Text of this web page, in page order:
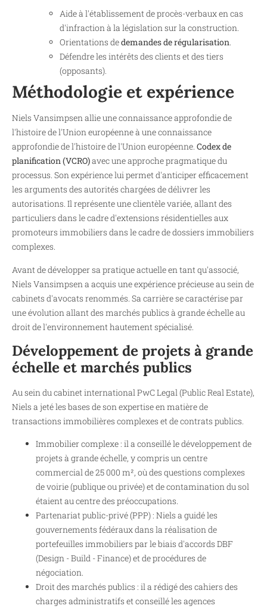
Aide à l'établissement de procès-verbaux en cas
d'infraction à la législation sur la construction.
Orientations dedemandes de régularisation.
Défendre les intérêts des clients et des tiers
(opposants).
Méthodologie et expérience
Niels Vansimpsen allie une connaissance approfondie de
l'histoire de l'Union européenne à une connaissance
approfondie de l'histoire de l'Union européenne. Codex de
planification (VCRO)avec une approche pragmatique du
processus. Son expérience lui permet d'anticiper efficacement
les arguments des autorités chargées de délivrer les
autorisations. Il représente une clientèle variée, allant des
particuliers dans le cadre d'extensions résidentielles aux
promoteurs immobiliers dans le cadre de dossiers immobiliers
complexes.
Avant de développer sa pratique actuelle en tant qu'associé,
Niels Vansimpsen a acquis une expérience précieuse au sein de
cabinets d'avocats renommés. Sa carrière se caractérise par
une évolution allant des marchés publics à grande échelle au
droit de l'environnement hautement spécialisé.
Développement de projets à grande
échelle et marchés publics
Au sein du cabinet international PwC Legal (Public Real Estate),
Niels a jeté les bases de son expertise en matière de
transactions immobilières complexes et de contrats publics.
Immobilier complexe : il a conseillé le développement de
projets à grande échelle, y compris un centre
commercial de 25 000 m², où des questions complexes
de voirie (publique ou privée) et de contamination du sol
étaient au centre des préoccupations.
Partenariat public-privé (PPP) : Niels a guidé les
gouvernements fédéraux dans la réalisation de
portefeuilles immobiliers par le biais d'accords DBF
(Design - Build - Finance) et de procédures de
négociation.
Droit des marchés publics : il a rédigé des cahiers des
charges administratifs et conseillé les agences